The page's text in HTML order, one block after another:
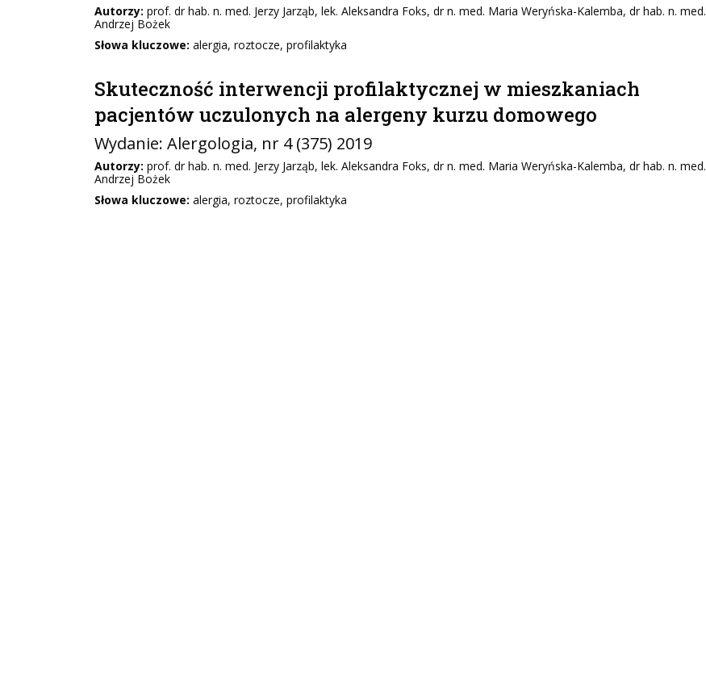
Autorzy: prof. dr hab. n. med. Jerzy Jarząb, lek. Aleksandra Foks, dr n. med. Maria Weryńska-Kalemba, dr hab. n. med.
Andrzej Bożek
Słowa kluczowe: alergia, roztocze, profilaktyka
Skuteczność interwencji profilaktycznej w mieszkaniach
pacjentów uczulonych na alergeny kurzu domowego
Wydanie: Alergologia, nr 4 (375) 2019
Autorzy: prof. dr hab. n. med. Jerzy Jarząb, lek. Aleksandra Foks, dr n. med. Maria Weryńska-Kalemba, dr hab. n. med.
Andrzej Bożek
Słowa kluczowe: alergia, roztocze, profilaktyka